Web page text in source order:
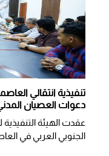
تنفيذية انتقالي
دعوات العصيان
​عقدت الهيئة التنفيذية
الجنوبي العربي في